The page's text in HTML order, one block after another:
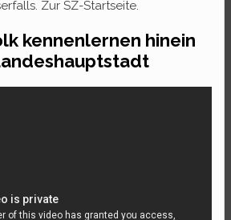
Zur SZ-Startseite.
kennenlernen hinein